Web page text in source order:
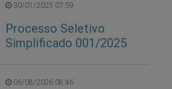
30/01/2025 07:59
Processo Seletivo
Simplificado 001/2025
06/08/2026 08:46